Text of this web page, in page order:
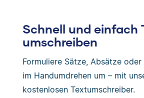
Schnell und einfach
umschreiben
Formuliere Sätze, Absätze
im Handumdrehen um – mit
kostenlosen Textumschreiber.